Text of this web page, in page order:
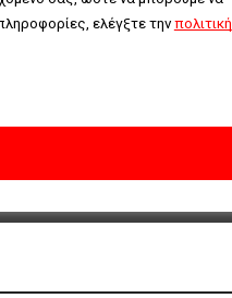
ελέγξτε την πολιτική